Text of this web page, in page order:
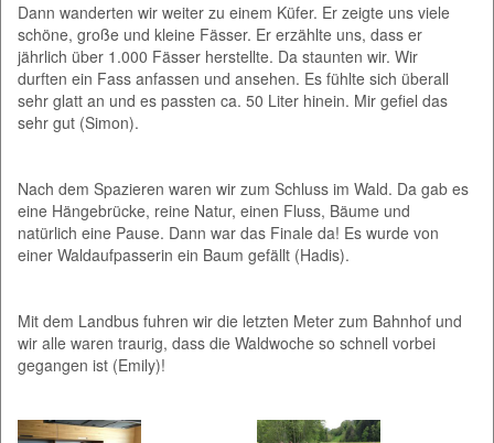
Dann wanderten wir weiter zu einem Küfer. Er zeigte uns viele
schöne, große und kleine Fässer. Er erzählte uns, dass er
jährlich über 1.000 Fässer herstellte. Da staunten wir. Wir
durften ein Fass anfassen und ansehen. Es fühlte sich überall
sehr glatt an und es passten ca. 50 Liter hinein. Mir gefiel das
sehr gut (Simon).
Nach dem Spazieren waren wir zum Schluss im Wald. Da gab es
eine Hängebrücke, reine Natur, einen Fluss, Bäume und
natürlich eine Pause. Dann war das Finale da! Es wurde von
einer Waldaufpasserin ein Baum gefällt (Hadis).
Mit dem Landbus fuhren wir die letzten Meter zum Bahnhof und
wir alle waren traurig, dass die Waldwoche so schnell vorbei
gegangen ist (Emily)!